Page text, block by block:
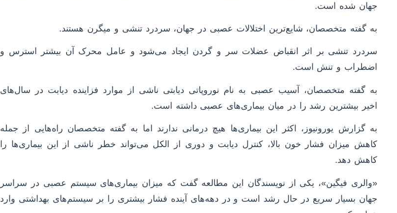
جهان شده است.
به گفته متخصصان، شایع‌ترین اختلالات عصبی در جهان، سردرد تنشی و میگرن هستند.
سردرد تنشی بر اثر انقباض عضلات سر و گردن ایجاد می‌شود و عامل محرک آن بیشتر استرس و
اضطراب و تنش است.
به گفته متخصصان، آسیب عصبی به نام نوروپاتی دیابتی ناشی از موارد فزاینده دیابت در سال‌های
اخیر بیشترین رشد را در میان بیماری‌های عصبی داشته است.
به گزارش یورونیوز، اکثر این بیماری‌ها هیچ درمانی ندارند اما به گفته متخصصان راه‌هایی از جمله
کاهش میزان فشار خون بالا، کنترل دیابت و دوری از الکل می‌تواند خطر ناشی از این بیماری‌ها را
کاهش دهد.
«والری فیگین»، یکی از نویسندگان این مطالعه گفت که میزان بیماری‌های سیستم عصبی در سراسر
جهان بسیار سریع در حال رشد است و در دهه‌های آینده فشار بیشتری را بر سیستم‌های بهداشتی وارد